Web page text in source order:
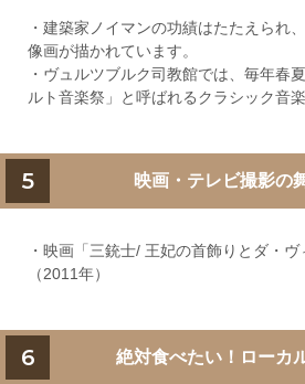
・建築家ノイマンの功績はたたえられ
像画が描かれています。
・ヴュルツブルク司教館では、毎年春
ルト音楽祭」と呼ばれるクラシック音
5 映画・テレビ撮影の
・映画「三銃士/ 王妃の首飾りとダ・ヴ
（2011年）
6 絶対食べたい！ローカ